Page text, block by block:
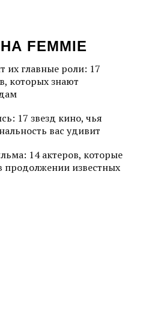
FEMMIE
их главные роли: 17
которых знают
17 звезд кино, чья
вас удивит
14 актеров, которые
продолжении известных